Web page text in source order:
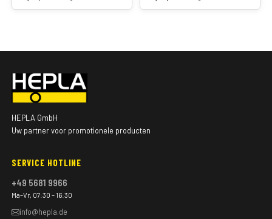
HEPLA GmbH
Uw partner voor promotionele producten
SERVICE HOTLINE
+49 5681 9966
Ma–Vr, 07:30 – 16:30
info@hepla.de